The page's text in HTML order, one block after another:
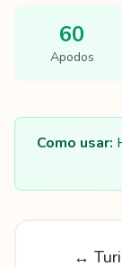
60
Apodos
Como usar:
↔